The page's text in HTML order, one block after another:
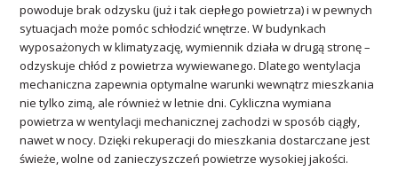
powoduje brak odzysku (już i tak ciepłego powietrza) i w pewnych
sytuacjach może pomóc schłodzić wnętrze. W budynkach
wyposażonych w klimatyzację, wymiennik działa w drugą stronę –
odzyskuje chłód z powietrza wywiewanego. Dlatego wentylacja
mechaniczna zapewnia optymalne warunki wewnątrz mieszkania
nie tylko zimą, ale również w letnie dni. Cykliczna wymiana
powietrza w wentylacji mechanicznej zachodzi w sposób ciągły,
nawet w nocy. Dzięki rekuperacji do mieszkania dostarczane jest
świeże, wolne od zanieczyszczeń powietrze wysokiej jakości.